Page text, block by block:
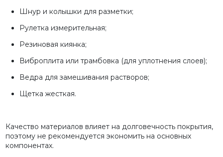
Шнур и колышки для разметки;
Рулетка измерительная;
Резиновая киянка;
Виброплита или трамбовка (для уплотнения слоев);
Ведра для замешивания растворов;
Щетка жесткая.
Качество материалов влияет на долговечность покрытия,
поэтому не рекомендуется экономить на основных
компонентах.